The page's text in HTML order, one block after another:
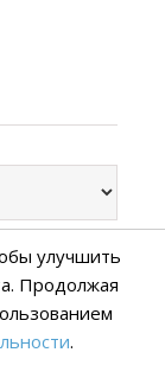
улучшить
Продолжая
.